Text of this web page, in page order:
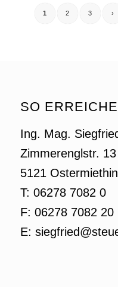
1 2 3 ›
SO
Ing. Mag.
Zimmerenglstr. 13
5121
T: 06278 7082 0
F: 06278 7082 20
E: